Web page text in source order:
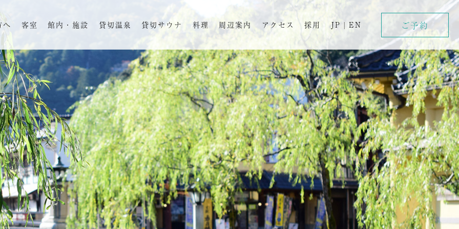
へ 客室 館内・施設 貸切温泉 貸切サウナ 料理 周辺案内 アクセス 採用 JP | EN ご予約